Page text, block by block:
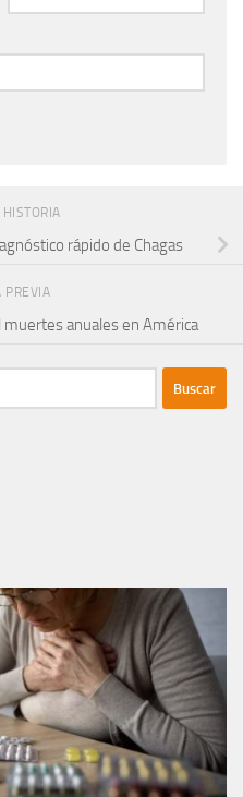
rápido de Chagas
PREVIA
anuales en América